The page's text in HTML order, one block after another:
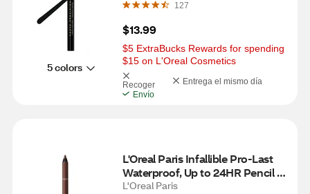
5 colors
127
$13.99
$5 ExtraBucks Rewards for spending
$15 on L'Oreal Cosmetics
Recoger
Entrega el mismo día
Envío
L'Oreal Paris Infallible Pro-Last
Waterproof, Up to 24HR Pencil
Eyeliner, Bronze
L'Oreal Paris